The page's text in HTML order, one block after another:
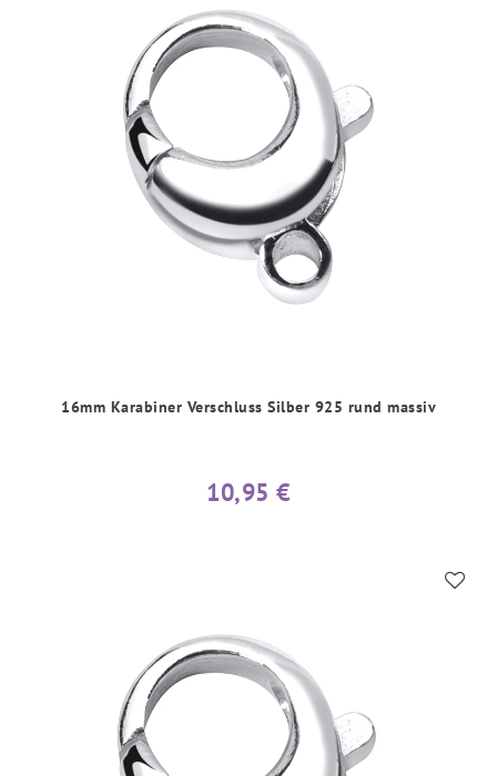
16mm Karabiner Verschluss Silber 925 rund massiv
10,95 €